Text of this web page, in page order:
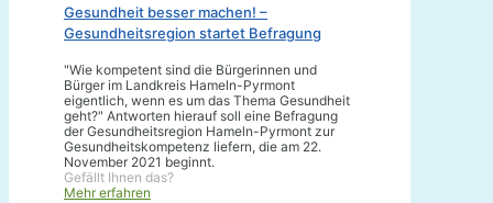
Gesundheit besser machen! –
Gesundheitsregion startet Befragung
"Wie kompetent sind die Bürgerinnen und
Bürger im Landkreis Hameln-Pyrmont
eigentlich, wenn es um das Thema Gesundheit
geht?" Antworten hierauf soll eine Befragung
der Gesundheitsregion Hameln-Pyrmont zur
Gesundheitskompetenz liefern, die am 22.
November 2021 beginnt.
Gefällt Ihnen das?
Mehr erfahren